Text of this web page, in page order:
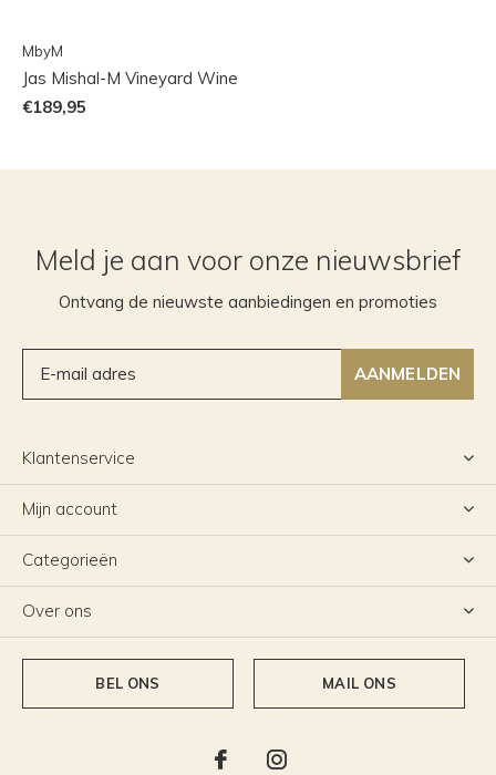
MbyM
Jas Mishal-M Vineyard Wine
€189,95
Meld je aan voor onze nieuwsbrief
Ontvang de nieuwste aanbiedingen en promoties
AANMELDEN
Klantenservice
Mijn account
Categorieën
Over ons
BEL ONS MAIL ONS